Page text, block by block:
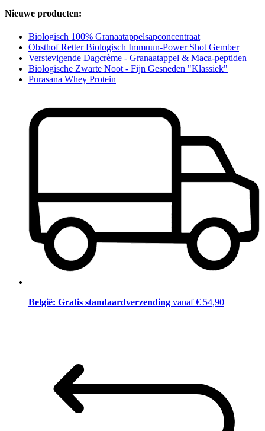
Nieuwe producten:
Biologisch 100% Granaatappelsapconcentraat
Obsthof Retter Biologisch Immuun-Power Shot Gember
Verstevigende Dagcrème - Granaatappel & Maca-peptiden
Biologische Zwarte Noot - Fijn Gesneden "Klassiek"
Purasana Whey Protein
België: Gratis standaardverzending vanaf € 54,90